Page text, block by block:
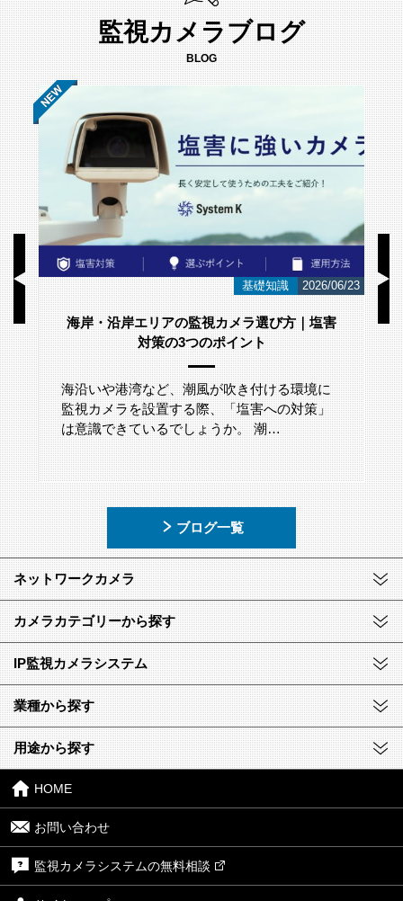
監視カメラブログ
BLOG
01 基礎知識 2026/06/23
海岸・沿岸エリアの監視カメラ選び方｜塩害
対策の3つのポイント
海沿いや港湾など、潮風が吹き付ける環境に
監視カメラを設置する際、「塩害への対策」
は意識できているでしょうか。 潮…
ブログ一覧
ネットワークカメラ
カメラカテゴリーから探す
IP監視カメラシステム
業種から探す
用途から探す
HOME
お問い合わせ
監視カメラシステムの無料相談